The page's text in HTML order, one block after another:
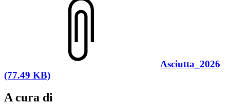
Asciutta_2026
(77.49 KB)
A cura di